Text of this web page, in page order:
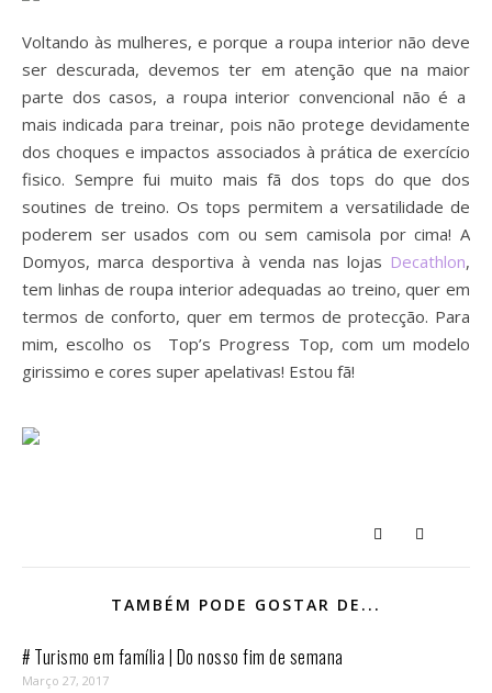
Voltando às mulheres, e porque a roupa interior não deve
ser descurada, devemos ter em atenção que na maior
parte dos casos, a roupa interior convencional não é a
mais indicada para treinar, pois não protege devidamente
dos choques e impactos associados à prática de exercício
fisico. Sempre fui muito mais fã dos tops do que dos
soutines de treino. Os tops permitem a versatilidade de
poderem ser usados com ou sem camisola por cima! A
Domyos, marca desportiva à venda nas lojas Decathlon,
tem linhas de roupa interior adequadas ao treino, quer em
termos de conforto, quer em termos de protecção. Para
mim, escolho os Top’s Progress Top, com um modelo
girissimo e cores super apelativas! Estou fã!
TAMBÉM PODE GOSTAR DE...
# Turismo em família | Do nosso fim de semana
Março 27, 2017